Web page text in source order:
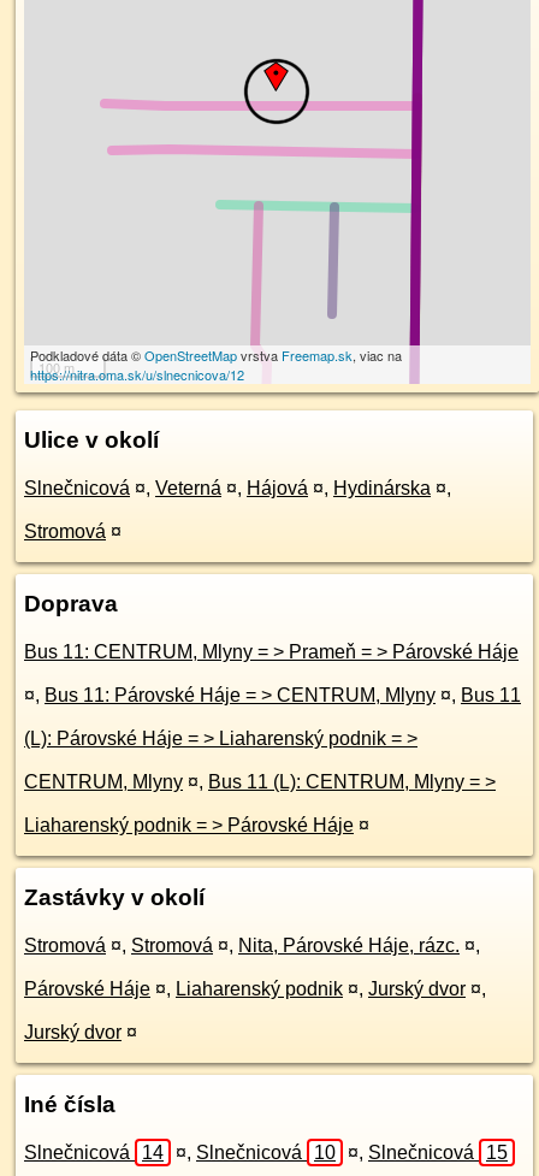
100 m
Podkladové dáta ©OpenStreetMapvrstva Freemap.sk, viac na
https://nitra.oma.sk/u/slnecnicova/12
Ulice v okolí
Slnečnicová ¤, Veterná ¤, Hájová ¤, Hydinárska ¤,
Stromová ¤
Doprava
Bus 11: CENTRUM, Mlyny = > Prameň = > Párovské Háje
¤, Bus 11: Párovské Háje = > CENTRUM, Mlyny ¤, Bus 11
(L): Párovské Háje = > Liaharenský podnik = >
CENTRUM, Mlyny ¤, Bus 11 (L): CENTRUM, Mlyny = >
Liaharenský podnik = > Párovské Háje ¤
Zastávky v okolí
Stromová ¤, Stromová ¤, Nita, Párovské Háje, rázc. ¤,
Párovské Háje ¤, Liaharenský podnik ¤, Jurský dvor ¤,
Jurský dvor ¤
Iné čísla
Slnečnicová 14 ¤, Slnečnicová 10 ¤, Slnečnicová 15